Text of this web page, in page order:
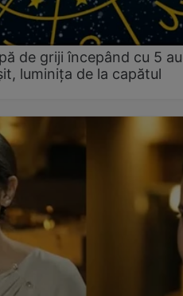
de griji începând cu 5
luminița de la capătul